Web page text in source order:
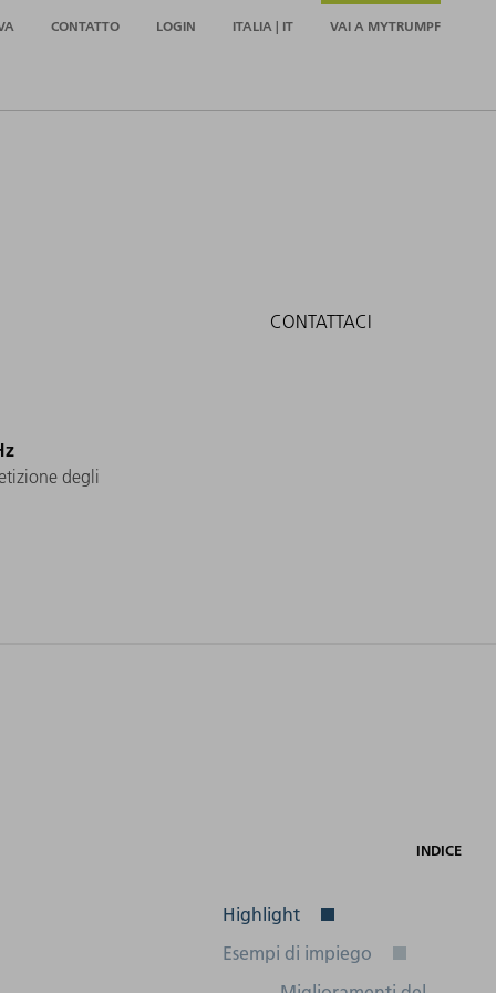
CONTATTO LOGIN ITALIA | IT VAI A MYTRUMPF
CONTATTACI
degli